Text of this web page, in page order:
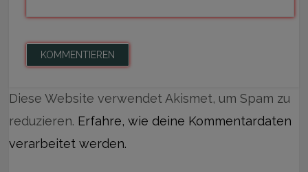
Diese Website verwendet Akismet, um Spam zu
reduzieren. Erfahre, wie deine Kommentardaten
verarbeitet werden.